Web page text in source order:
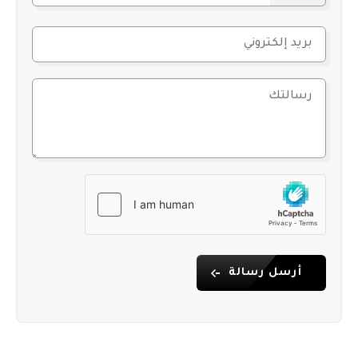
أرسل رسالة